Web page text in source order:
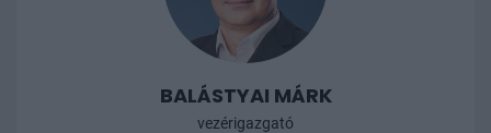
rendszerből is megtartana párat, mint például a
rezsicsökkentést vagy a zászlóshajónak számító
energiahatékonysági programot - a feladat nem kicsi,
az idő pedig szorít.BALÁSTYAI MÁRK
vezérigazgató